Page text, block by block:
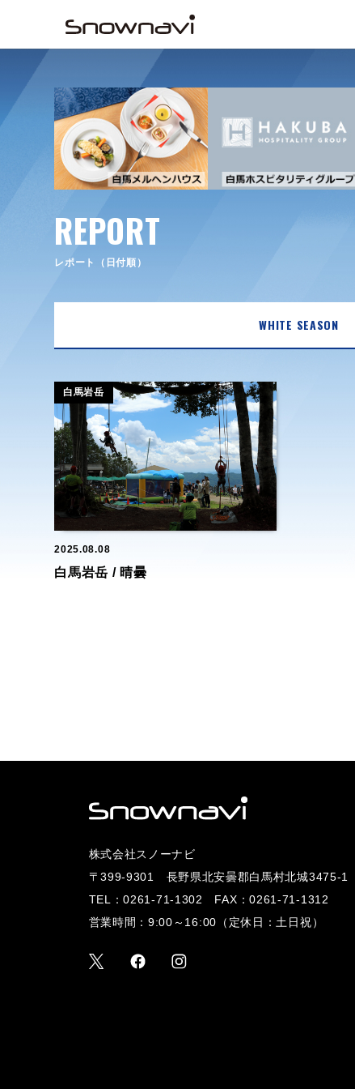
REPORT
レポート（日付順）
WHITE SEASON
白馬岩岳
2025.08.08
白馬岩岳 / 晴曇
株式会社スノーナビ
〒399-9301 長野県北安曇郡白馬村北城3475-1
TEL：0261-71-1302
FAX：0261-71-1312
営業時間：9:00～16:00（定休日：土日祝）